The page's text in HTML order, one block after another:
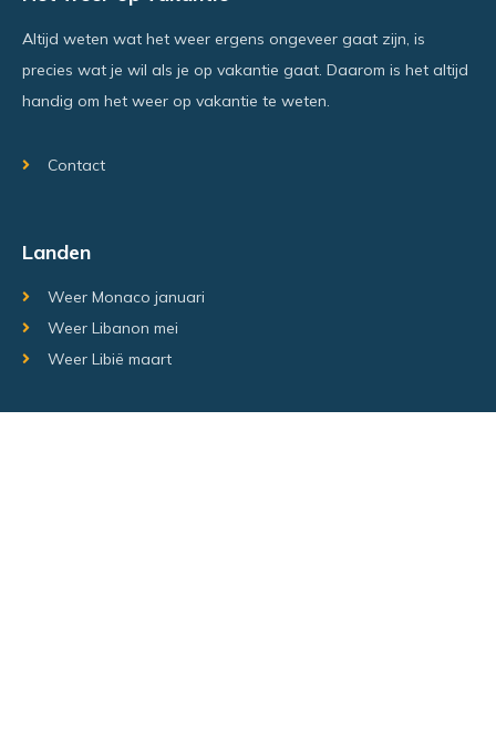
Altijd weten wat het weer ergens ongeveer gaat zijn, is
precies wat je wil als je op vakantie gaat. Daarom is het altijd
handig om het weer op vakantie te weten.
Contact
Landen
Weer Monaco januari
Weer Libanon mei
Weer Libië maart